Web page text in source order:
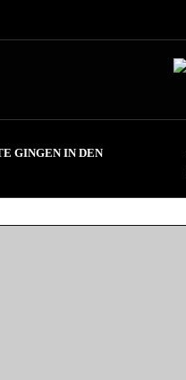
GINGEN IN DEN